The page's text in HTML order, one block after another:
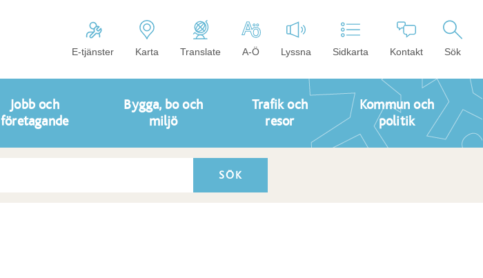
E-tjänster Karta Translate A-Ö Lyssna Sidkarta Kontakt Sök
Jobb och
företagande
Bygga, bo och
miljö
Trafik och
resor
Kommun och
politik